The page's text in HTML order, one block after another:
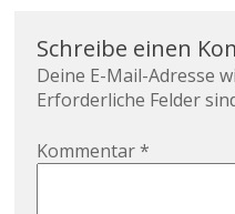
Schreibe einen
Deine E-Mail-Adresse
Erforderliche Felder
Kommentar*